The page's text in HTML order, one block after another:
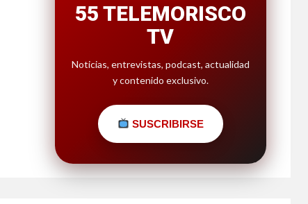
55 TELEMORISCO
TV
Noticias, entrevistas, podcast, actualidad
y contenido exclusivo.
SUSCRIBIRSE